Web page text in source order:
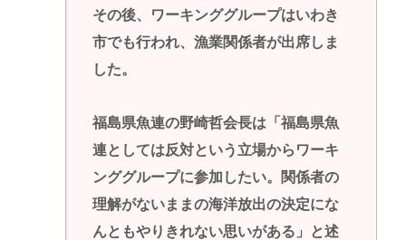
その後、ワーキンググループはいわき
市でも行われ、漁業関係者が出席しま
した。
福島県魚連の野崎哲会長は「福島県魚
連としては反対という立場からワーキ
ンググループに参加したい。関係者の
理解がないままの海洋放出の決定にな
んともやりきれない思いがある」と述